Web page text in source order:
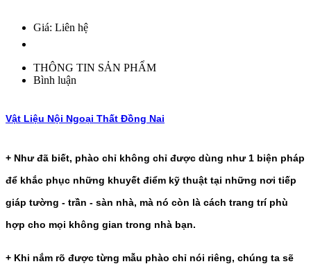
Giá: Liên hệ
THÔNG TIN SẢN PHẨM
Bình luận
Vật Liệu Nội Ngoại Thất Đồng Nai
+ Như đã biết, phào chỉ không chỉ được dùng như 1 biện pháp
để khắc phục những khuyết điểm kỹ thuật tại những nơi tiếp
giáp tường - trần - sàn nhà, mà nó còn là cách trang trí phù
hợp cho mọi không gian trong nhà bạn.
+ Khi nắm rõ được từng mẫu phào chỉ nói riêng, chúng ta sẽ